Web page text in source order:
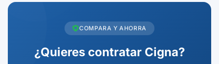
COMPARA Y AHORRA
¿Quieres contratar Cigna?